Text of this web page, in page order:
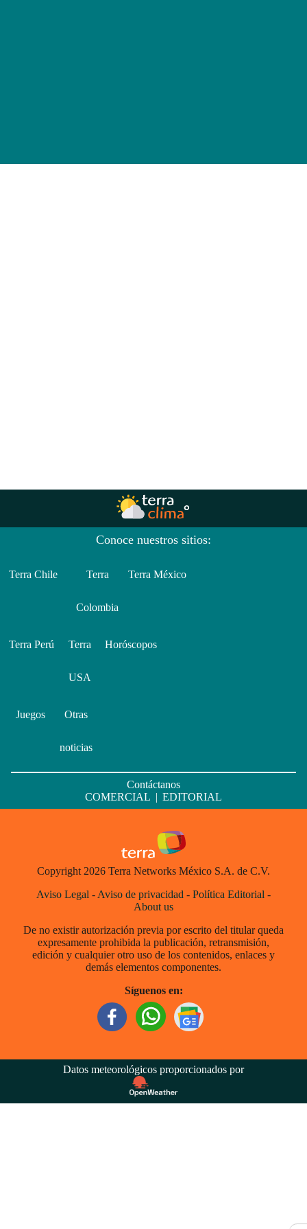
Conoce nuestros sitios:
Terra Chile Terra
Colombia
Terra México
Terra Perú Terra
USA
Horóscopos
Juegos Otras
noticias
Contáctanos
COMERCIAL | EDITORIAL
Copyright 2026 Terra Networks México S.A. de C.V.
Aviso Legal - Aviso de privacidad - Política Editorial -
About us
De no existir autorización previa por escrito del titular queda
expresamente prohibida la publicación, retransmisión,
edición y cualquier otro uso de los contenidos, enlaces y
demás elementos componentes.
Síguenos en:
Datos meteorológicos proporcionados por